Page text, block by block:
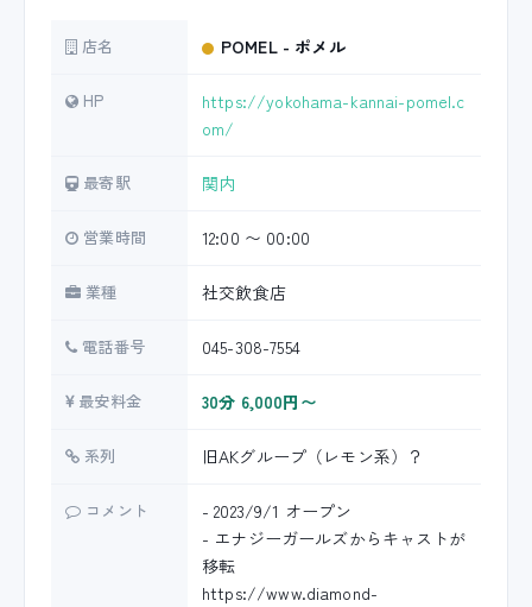
店名 POMEL - ポメル
HP
https://yokohama-kannai-pomel.c
om/
最寄駅 関内
営業時間 12:00 〜 00:00
業種 社交飲食店
電話番号 045-308-7554
最安料金 30分 6,000円〜
系列 旧AKグループ（レモン系）？
コメント
- 2023/9/1 オープン
- エナジーガールズからキャストが
移転
https://www.diamond-